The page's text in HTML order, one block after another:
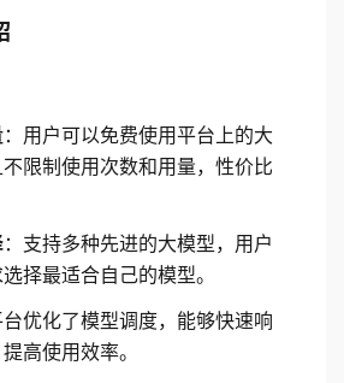
：用户可以免费使用平台上的大
限制使用次数和用量，性价比
：支持多种先进的大模型，用户
择最适合自己的模型。
台优化了模型调度，能够快速响
高使用效率。